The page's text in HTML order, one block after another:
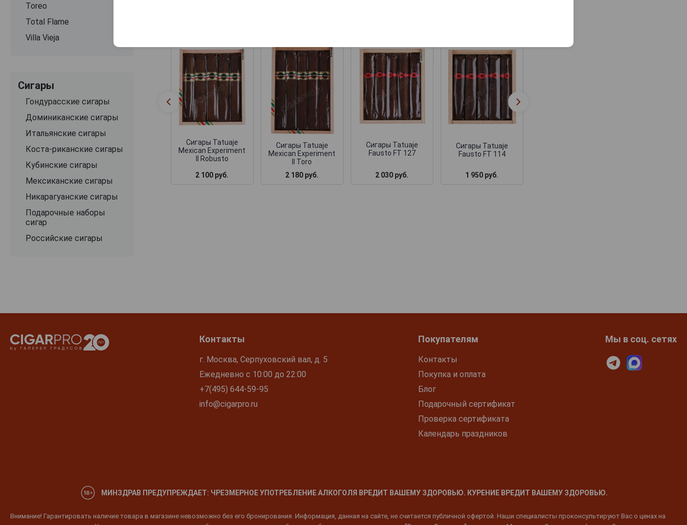
Toreo
Total Flame
Villa Vieja
Сигары
Гондурасские сигары
Доминиканские сигары
Итальянские сигары
Коста-риканские сигары
Кубинские сигары
Мексиканские сигары
Никарагуанские сигары
Подарочные наборы
сигар
Российские сигары
Сигары Tatuaje
Mexican Experiment
II Robusto
2 100 руб.
Сигары Tatuaje
Mexican Experiment
II Toro
2 180 руб.
Сигары Tatuaje
Fausto FT 127
2 030 руб.
Сигары Tatuaje
Fausto FT 114
1 950 руб.
Контакты
г. Москва, Серпуховский вал, д. 5
Ежедневно с 10:00 до 22:00
+7(495) 644-59-95
info@cigarpro.ru
Покупателям
Контакты
Покупка и оплата
Блог
Подарочный сертификат
Проверка сертификата
Календарь праздников
Мы в соц. сетях
МИНЗДРАВ ПРЕДУПРЕЖДАЕТ: ЧРЕЗМЕРНОЕ УПОТРЕБЛЕНИЕ АЛКОГОЛЯ ВРЕДИТ ВАШЕМУ ЗДОРОВЬЮ. КУРЕНИЕ ВРЕДИТ ВАШЕМУ ЗДОРОВЬЮ.
Внимание! Гарантировать наличие товара в магазине невозможно без его бронирования. Информация, данная на сайте, не считается публичной офертой. Наши специалисты проконсультируют Вас о ценах на